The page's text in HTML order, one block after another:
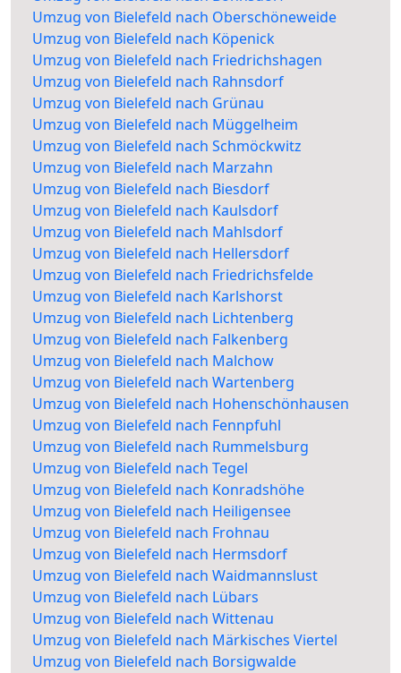
Umzug von Bielefeld nach Oberschöneweide
Umzug von Bielefeld nach Köpenick
Umzug von Bielefeld nach Friedrichshagen
Umzug von Bielefeld nach Rahnsdorf
Umzug von Bielefeld nach Grünau
Umzug von Bielefeld nach Müggelheim
Umzug von Bielefeld nach Schmöckwitz
Umzug von Bielefeld nach Marzahn
Umzug von Bielefeld nach Biesdorf
Umzug von Bielefeld nach Kaulsdorf
Umzug von Bielefeld nach Mahlsdorf
Umzug von Bielefeld nach Hellersdorf
Umzug von Bielefeld nach Friedrichsfelde
Umzug von Bielefeld nach Karlshorst
Umzug von Bielefeld nach Lichtenberg
Umzug von Bielefeld nach Falkenberg
Umzug von Bielefeld nach Malchow
Umzug von Bielefeld nach Wartenberg
Umzug von Bielefeld nach Hohenschönhausen
Umzug von Bielefeld nach Fennpfuhl
Umzug von Bielefeld nach Rummelsburg
Umzug von Bielefeld nach Tegel
Umzug von Bielefeld nach Konradshöhe
Umzug von Bielefeld nach Heiligensee
Umzug von Bielefeld nach Frohnau
Umzug von Bielefeld nach Hermsdorf
Umzug von Bielefeld nach Waidmannslust
Umzug von Bielefeld nach Lübars
Umzug von Bielefeld nach Wittenau
Umzug von Bielefeld nach Märkisches Viertel
Umzug von Bielefeld nach Borsigwalde